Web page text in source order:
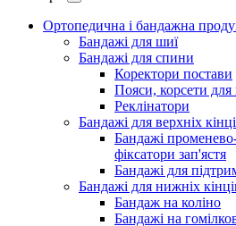
Ортопедична і бандажна
Бандажі для шиї
Бандажі для спини
Коректори постави
Пояси, корсети для
Реклінатори
Бандажі для верхніх
Бандажі
фіксатори зап'ястя
Бандажі для
Бандажі для нижніх
Бандаж на коліно
Бандажі на